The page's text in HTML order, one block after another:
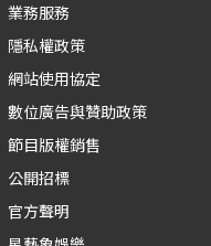
業務服務
隱私權政策
網站使用協定
數位廣告與贊助政策
節目版權銷售
公開招標
官方聲明